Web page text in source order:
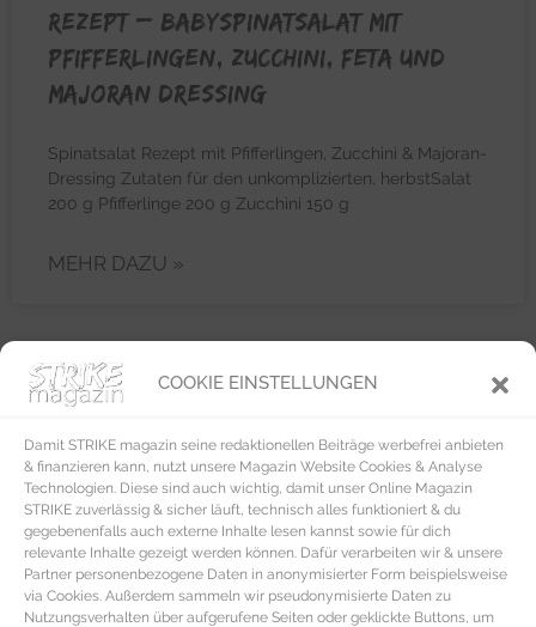
COOKIE EINSTELLUNGEN
Damit STRIKE magazin seine redaktionellen Beiträge werbefrei anbieten
& finanzieren kann, nutzt unsere Magazin Website Cookies & Analyse
Technologien. Diese sind auch wichtig, damit unser Online Magazin
STRIKE zuverlässig & sicher läuft, technisch alles funktioniert & du
gegebenenfalls auch externe Inhalte lesen kannst sowie für dich
relevante Inhalte gezeigt werden können. Dafür verarbeiten wir & unsere
Partner personenbezogene Daten in anonymisierter Form beispielsweise
via Cookies. Außerdem sammeln wir pseudonymisierte Daten zu
Nutzungsverhalten über aufgerufene Seiten oder geklickte Buttons, um
REZEPT – Babyspinatsalat mit
Pfifferlingen, Zucchini, Feta und
Majoran Dressing
Spinatsalat Rezept mit Pfifferlingen, Zucchini & Majoran-
Dressing Zutaten für den unkomplizierten, herbstSalat
200 g Pfifferlinge 200 g Zucchini 150 g
MEHR DAZU »